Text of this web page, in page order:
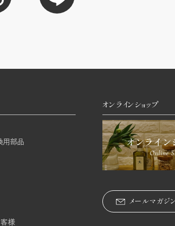
用部品
様
オンラインショップ
メールマガジ